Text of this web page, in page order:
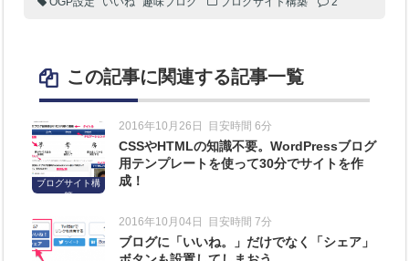
この記事に関連する記事一覧
ブログサイト構
築
2016年10月26日 目安時間 6分
CSSやHTMLの知識不要。WordPressブログ
用テンプレートを使って30分でサイトを作
成！
2016年10月04日 目安時間 7分
ブログに「いいね。」だけでなく「シェア」